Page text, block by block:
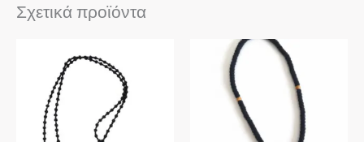
Σχετικά προϊόντα
Αυτό
προϊόν
πολλαπλές